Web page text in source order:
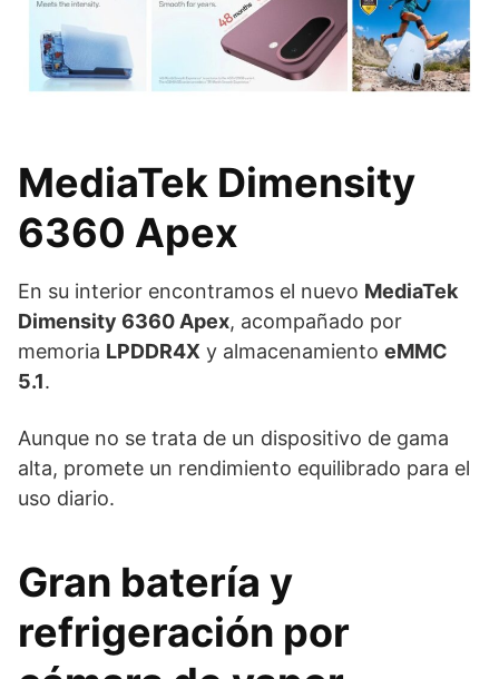
MediaTek Dimensity
6360 Apex
En su interior encontramos el nuevo MediaTek
Dimensity 6360 Apex, acompañado por
memoria LPDDR4X y almacenamiento eMMC
5.1.
Aunque no se trata de un dispositivo de gama
alta, promete un rendimiento equilibrado para el
uso diario.
Gran batería y
refrigeración por